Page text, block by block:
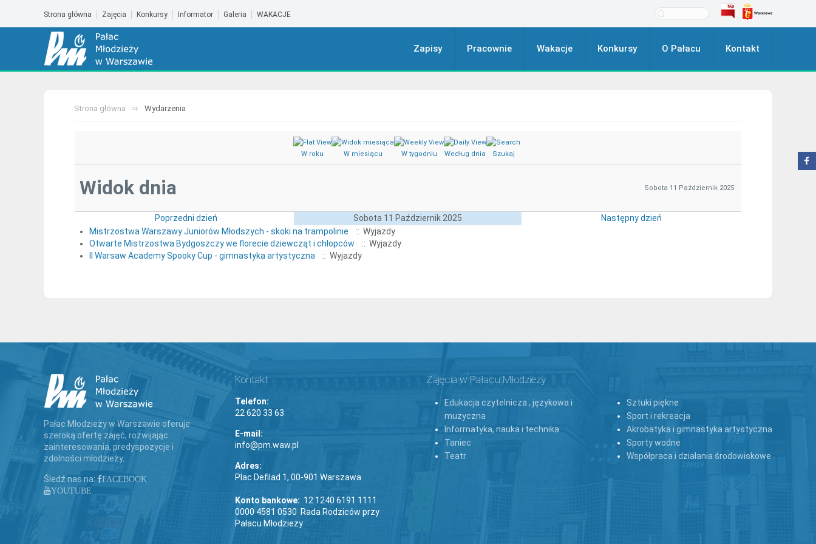
Strona główna Zajęcia Konkursy Informator Galeria WAKACJE
Zapisy Pracownie Wakacje Konkursy O Pałacu Kontakt
Strona główna Wydarzenia
W roku W miesiącu W tygodniu Według dnia Szukaj
Widok dnia Sobota 11 Październik 2025
Poprzedni dzień Sobota 11 Październik 2025
Następny dzień
Mistrzostwa Warszawy Juniorów Młodszych - skoki na trampolinie
:: Wyjazdy
Otwarte Mistrzostwa Bydgoszczy we florecie dziewcząt i chłopców
:: Wyjazdy
II Warsaw Academy Spooky Cup - gimnastyka artystyczna
:: Wyjazdy
Pałac Młodzieży w Warszawie oferuje
szeroką ofertę zajęć, rozwijając
zainteresowania, predyspozycje i
zdolności młodzieży.
Śledź nas na:
FACEBOOK
YOUTUBE
Kontakt
Telefon:
22 620 33 63
E-mail:
info@pm.waw.pl
Adres:
Plac Defilad 1, 00-901 Warszawa
Konto bankowe: 12 1240 6191 1111
0000 4581 0530 Rada Rodziców przy
Pałacu Młodzieży
Zajęcia w Pałacu Młodzieży
Edukacja czytelnicza , językowa i
muzyczna
Informatyka, nauka i technika
Taniec
Teatr
Sztuki piękne
Sport i rekreacja
Akrobatyka i gimnastyka artystyczna
Sporty wodne
Współpraca i działania środowiskowe